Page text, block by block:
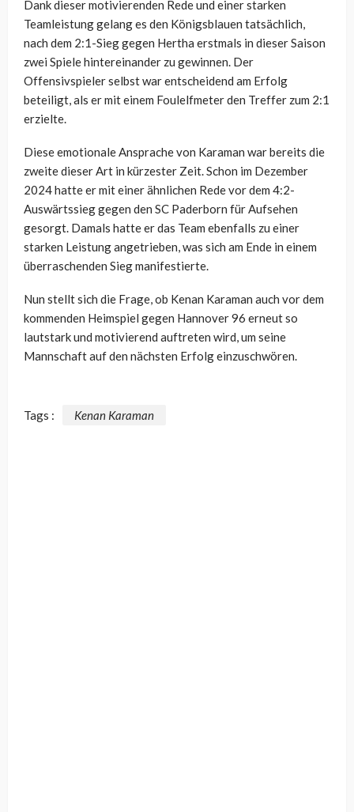
Dank dieser motivierenden Rede und einer starken
Teamleistung gelang es den Königsblauen tatsächlich,
nach dem 2:1-Sieg gegen Hertha erstmals in dieser Saison
zwei Spiele hintereinander zu gewinnen. Der
Offensivspieler selbst war entscheidend am Erfolg
beteiligt, als er mit einem Foulelfmeter den Treffer zum 2:1
erzielte.
Diese emotionale Ansprache von Karaman war bereits die
zweite dieser Art in kürzester Zeit. Schon im Dezember
2024 hatte er mit einer ähnlichen Rede vor dem 4:2-
Auswärtssieg gegen den SC Paderborn für Aufsehen
gesorgt. Damals hatte er das Team ebenfalls zu einer
starken Leistung angetrieben, was sich am Ende in einem
überraschenden Sieg manifestierte.
Nun stellt sich die Frage, ob Kenan Karaman auch vor dem
kommenden Heimspiel gegen Hannover 96 erneut so
lautstark und motivierend auftreten wird, um seine
Mannschaft auf den nächsten Erfolg einzuschwören.
Tags : Kenan Karaman